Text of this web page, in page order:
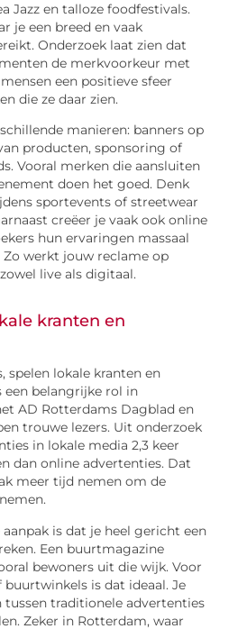
Jazz en talloze foodfestivals.
je een breed en vaak
Onderzoek laat zien dat
de merkvoorkeur met
een positieve sfeer
die ze daar zien.
manieren: banners op
producten, sponsoring of
Vooral merken die aansluiten
doen het goed. Denk
sportevents of streetwear
creëer je vaak ook online
hun ervaringen massaal
Zo werkt jouw reclame op
live als digitaal.
kranten en
spelen lokale kranten en
een belangrijke rol in
AD Rotterdams Dagblad en
trouwe lezers. Uit onderzoek
in lokale media 2,3 keer
dan online advertenties. Dat
meer tijd nemen om de
is dat je heel gericht een
Een buurtmagazine
bewoners uit die wijk. Voor
is dat ideaal. Je
tussen traditionele advertenties
Zeker in Rotterdam, waar